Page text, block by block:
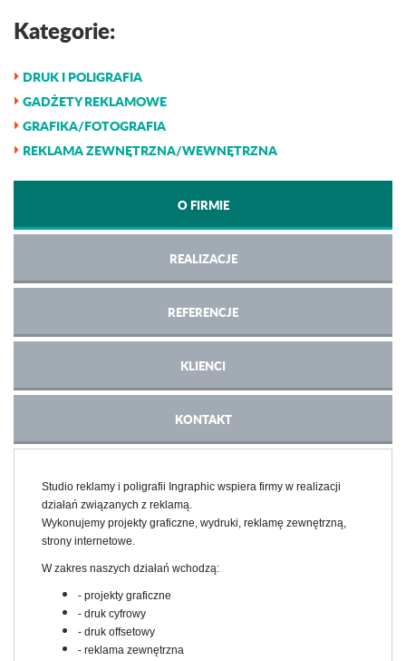
Kategorie:
DRUK I POLIGRAFIA
GADŻETY REKLAMOWE
GRAFIKA/FOTOGRAFIA
REKLAMA ZEWNĘTRZNA/WEWNĘTRZNA
O FIRMIE
REALIZACJE
REFERENCJE
KLIENCI
KONTAKT
Studio reklamy i poligrafii Ingraphic wspiera firmy w realizacji
działań związanych z reklamą.
Wykonujemy projekty graficzne, wydruki, reklamę zewnętrzną,
strony internetowe.
W zakres naszych działań wchodzą:
- projekty graficzne
- druk cyfrowy
- druk offsetowy
- reklama zewnętrzna